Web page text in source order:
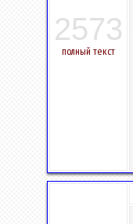
2573
полный текст